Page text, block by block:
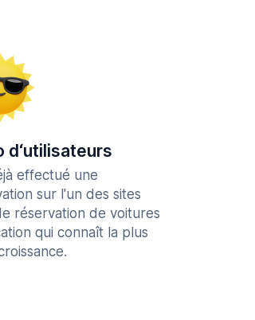
d‘utilisateurs
effectué une
sur l'un des sites
réservation de voitures
qui connaît la plus